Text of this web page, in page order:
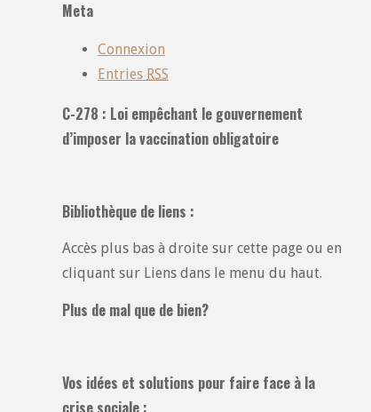
Meta
Connexion
Entries RSS
C-278 : Loi empêchant le gouvernement
d’imposer la vaccination obligatoire
Bibliothèque de liens :
Accès plus bas à droite sur cette page ou en
cliquant sur Liens dans le menu du haut.
Plus de mal que de bien?
Vos idées et solutions pour faire face à la